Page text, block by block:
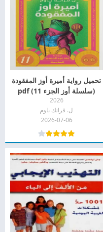
تحميل رواية أميرة أوز المفقودة
(سلسلة أوز الجزء 11) pdf
2026
ل. فرانك باوم
2026-07-06